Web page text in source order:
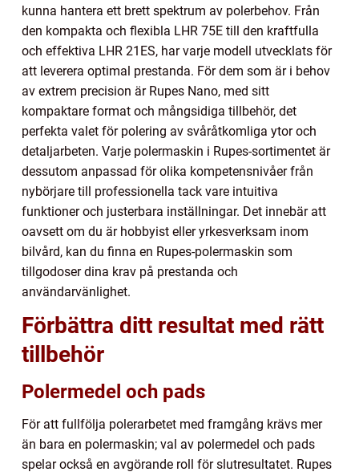
kunna hantera ett brett spektrum av polerbehov. Från
den kompakta och flexibla LHR 75E till den kraftfulla
och effektiva LHR 21ES, har varje modell utvecklats för
att leverera optimal prestanda. För dem som är i behov
av extrem precision är Rupes Nano, med sitt
kompaktare format och mångsidiga tillbehör, det
perfekta valet för polering av svåråtkomliga ytor och
detaljarbeten. Varje polermaskin i Rupes-sortimentet är
dessutom anpassad för olika kompetensnivåer från
nybörjare till professionella tack vare intuitiva
funktioner och justerbara inställningar. Det innebär att
oavsett om du är hobbyist eller yrkesverksam inom
bilvård, kan du finna en Rupes-polermaskin som
tillgodoser dina krav på prestanda och
användarvänlighet.
Förbättra ditt resultat med rätt
tillbehör
Polermedel och pads
För att fullfölja polerarbetet med framgång krävs mer
än bara en polermaskin; val av polermedel och pads
spelar också en avgörande roll för slutresultatet. Rupes